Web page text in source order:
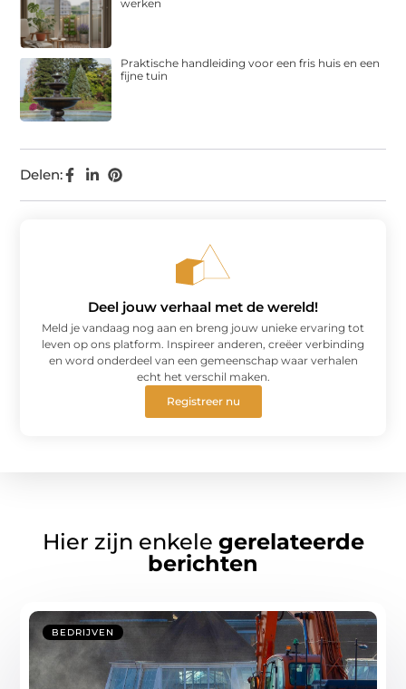
Delen:
werken
Praktische handleiding voor een fris huis en een
fijne tuin
Deel jouw verhaal met de wereld!
Meld je vandaag nog aan en breng jouw unieke ervaring tot
leven op ons platform. Inspireer anderen, creëer verbinding
en word onderdeel van een gemeenschap waar verhalen
echt het verschil maken.
Registreer nu
Hier zijn enkele gerelateerde
berichten
BEDRIJVEN